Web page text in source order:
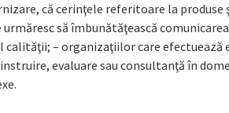
că cerinţele referitoare la
urmăresc să îmbunătăţească
– organizaţiilor care efectuează
evaluare sau consultanţă în